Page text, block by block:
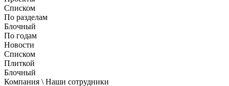
Списком
По разделам
Блочный
По годам
Новости
Списком
Плиткой
Блочный
Компания \ Наши сотрудники